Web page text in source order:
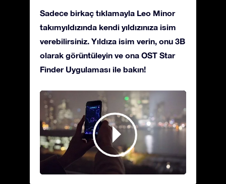
Sadece birkaç tıklamayla Leo Minor
takımyıldızında kendi yıldızınıza isim
verebilirsiniz. Yıldıza isim verin, onu 3B
olarak görüntüleyin ve ona OST Star
Finder Uygulaması ile bakın!